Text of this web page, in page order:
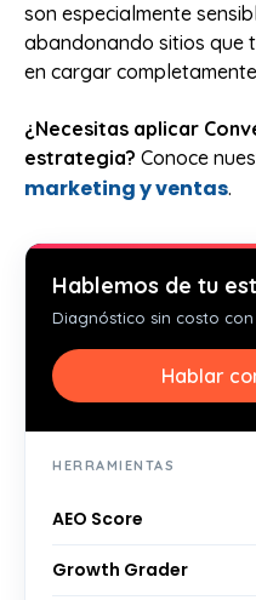
son especialmente
abandonando sitios que
en cargar
¿Necesitas aplicar
estrategia? Conoce
marketing y ventas.
Hablemos de tu
Diagnóstico sin costo con
Hablar
HERRAMIENTAS
AEO Score
Growth Grader